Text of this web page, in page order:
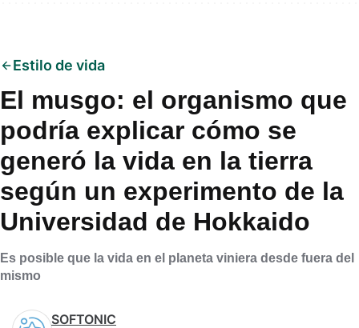
Estilo de vida
El musgo: el organismo que
podría explicar cómo se
generó la vida en la tierra
según un experimento de la
Universidad de Hokkaido
Es posible que la vida en el planeta viniera desde fuera del
mismo
SOFTONIC